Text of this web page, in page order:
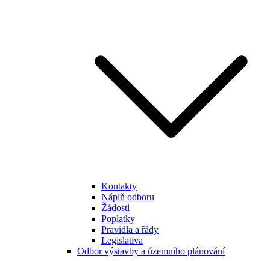
Kontakty
Náplň odboru
Žádosti
Poplatky
Pravidla a řády
Legislativa
Odbor výstavby a územního plánování